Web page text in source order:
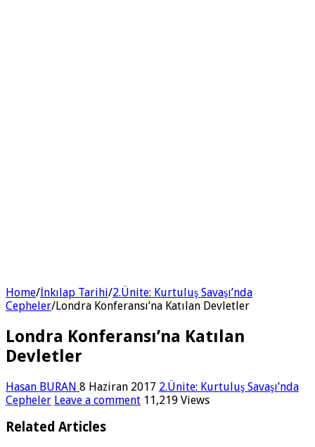
Home/İnkılap Tarihi/2.Ünite: Kurtuluş Savaşı’nda
Cepheler/Londra Konferansı’na Katılan Devletler
Londra Konferansı’na Katılan
Devletler
Hasan BURAN 8 Haziran 2017 2.Ünite: Kurtuluş Savaşı’nda
Cepheler Leave a comment 11,219 Views
Related Articles